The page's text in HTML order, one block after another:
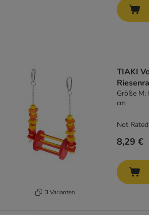
3 Varianten
TIAKI
Größe M:
cm
8,29 €
Not Rated